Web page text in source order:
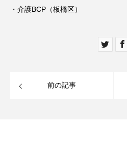
・介護BCP（板橋区）
前の記事